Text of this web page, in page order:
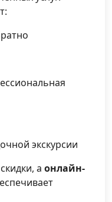
экскурсии
а онлайн-